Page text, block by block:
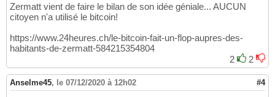
Zermatt vient de faire le bilan de son idée géniale... AUCUN
citoyen n'a utilisé le bitcoin!
https://www.24heures.ch/le-bitcoin-fait-un-flop-aupres-des-
habitants-de-zermatt-584215354804
2
2
Anselme45, le 07/12/2020 à 12h02 #4